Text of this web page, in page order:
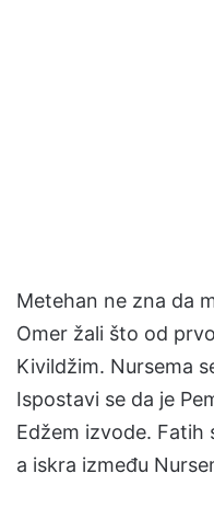
Metehan ne zna da
Omer žali što od
Kivildžim. Nursema
Ispostavi se da je
Edžem izvode. Fatih
a iskra između